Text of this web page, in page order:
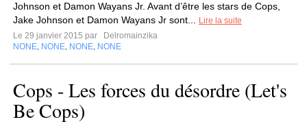
Johnson et Damon Wayans Jr. Avant d’être les stars de Cops,
Jake Johnson et Damon Wayans Jr sont...
Lire la suite
Le 29 janvier 2015 par
Delromainzika
NONE NONE NONE NONE
Cops - Les forces du désordre (Let's
Be Cops)